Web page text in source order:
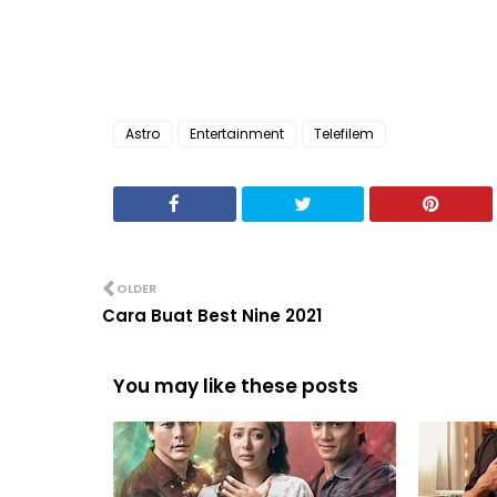
Astro Entertainment Telefilem
OLDER
Cara Buat Best Nine 2021
You may like these posts